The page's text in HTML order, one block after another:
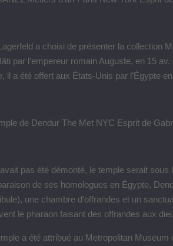
a choisi de présenter la collection
par l’empereur romain Auguste, en 15
il a été offert aux États-Unis par l’Égypte
pas été démonté, le temple serait
de ses homologues en Égypte,
une chambre d’offrandes et un
le pharaon faisant des offrandes aux
a été attribué au Metropolitan